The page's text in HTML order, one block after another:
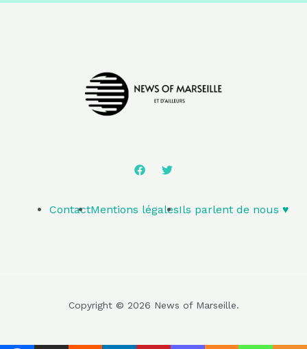
ContactMentions légalesIls parlent de nous ♥️
Copyright © 2026 News of Marseille.